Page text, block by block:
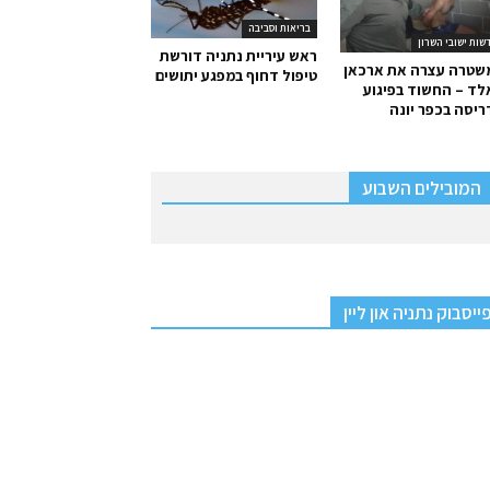
בריאות וסביבה
ראש עיריית נתניה דורשת
טיפול דחוף במפגע יתושים
ישובי השרון
עצרה את ארכאן
– החשוד בפיגוע
בכפר יונה
המובילים השבוע
פייסבוק נתניה און ליין